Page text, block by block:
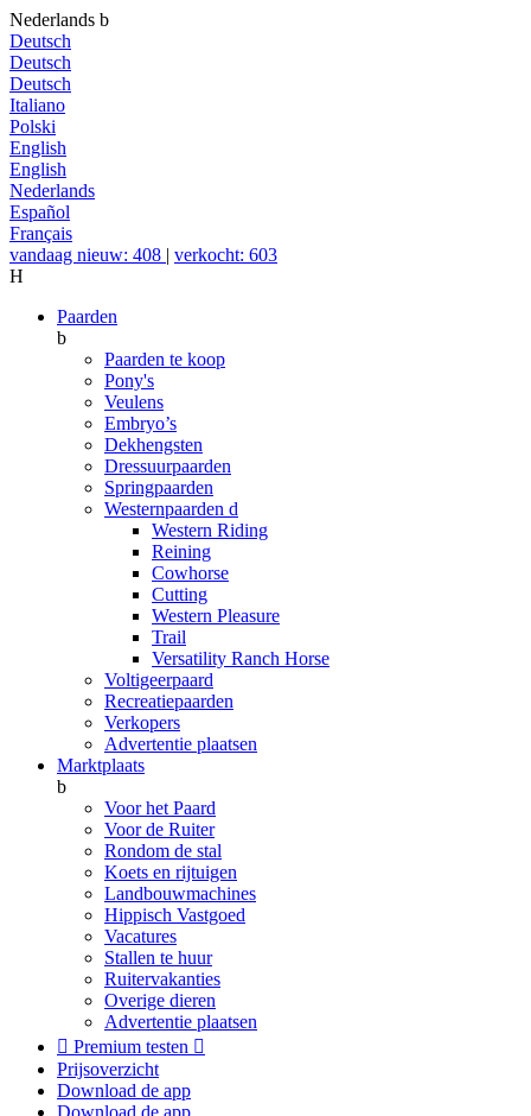
Nederlands b
Deutsch
Deutsch
Deutsch
Italiano
Polski
English
English
Nederlands
Español
Français
vandaag nieuw: 408 | verkocht: 603
H
Paarden
b
Paarden te koop
Pony's
Veulens
Embryo’s
Dekhengsten
Dressuurpaarden
Springpaarden
Westernpaarden d
Western Riding
Reining
Cowhorse
Cutting
Western Pleasure
Trail
Versatility Ranch Horse
Voltigeerpaard
Recreatiepaarden
Verkopers
Advertentie plaatsen
Marktplaats
b
Voor het Paard
Voor de Ruiter
Rondom de stal
Koets en rijtuigen
Landbouwmachines
Hippisch Vastgoed
Vacatures
Stallen te huur
Ruitervakanties
Overige dieren
Advertentie plaatsen
 Premium testen 
Prijsoverzicht
Download de app
Download de app